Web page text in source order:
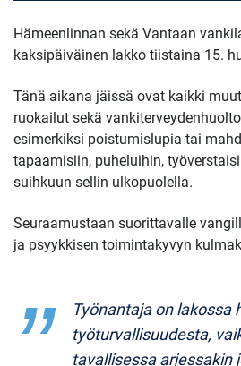
Hämeenlinnan sekä Vantaan
kaksipäiväinen lakko tiistaina 15.
Tänä aikana jäissä ovat kaikki
ruokailut sekä
esimerkiksi poistumislupia tai
tapaamisiin, puheluihin,
suihkuun sellin ulkopuolella.
Seuraamustaan suorittavalle
ja psyykkisen toimintakyvyn
Työnantaja on lakossa
työturvallisuudesta,
tavallisessa arjessakin